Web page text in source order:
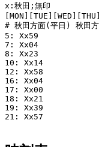
x:秋田;無印
# 秋田方面(平日) 秋田
5: Xx59
7: Xx04
8: Xx23
10: Xx14
12: Xx58
16: Xx04
17: Xx00
18: Xx21
19: Xx39
21: Xx57